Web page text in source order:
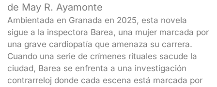
de May R. Ayamonte
Ambientada en Granada en 2025, esta novela
sigue a la inspectora Barea, una mujer marcada por
una grave cardiopatía que amenaza su carrera.
Cuando una serie de crímenes rituales sacude la
ciudad, Barea se enfrenta a una investigación
contrarreloj donde cada escena está marcada por